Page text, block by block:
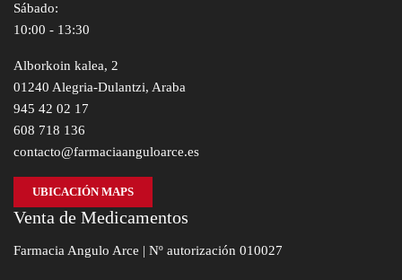
Sábado:
10:00 - 13:30
Alborkoin kalea, 2
01240 Alegria-Dulantzi, Araba
945 42 02 17
608 718 136
contacto@farmaciaanguloarce.es
UBICACIÓN MAPS
Venta de Medicamentos
Farmacia Angulo Arce | Nº autorización 010027